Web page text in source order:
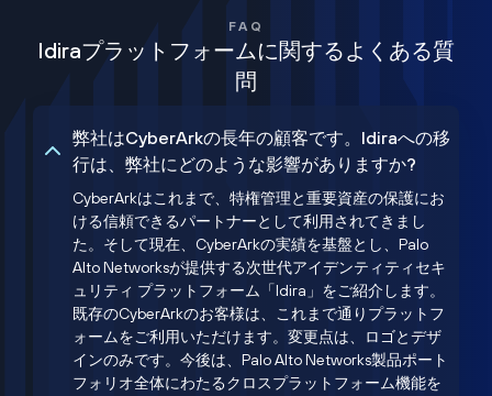
FAQ
Idiraプラットフォームに関するよくある質
問
弊社はCyberArkの長年の顧客です。Idiraへの移
行は、弊社にどのような影響がありますか?
CyberArkはこれまで、特権管理と重要資産の保護にお
ける信頼できるパートナーとして利用されてきまし
た。そして現在、CyberArkの実績を基盤とし、Palo
Alto Networksが提供する次世代アイデンティティセキ
ュリティ プラットフォーム「Idira」をご紹介します。
既存のCyberArkのお客様は、これまで通りプラットフ
ォームをご利用いただけます。変更点は、ロゴとデザ
インのみです。今後は、Palo Alto Networks製品ポート
フォリオ全体にわたるクロスプラットフォーム機能を